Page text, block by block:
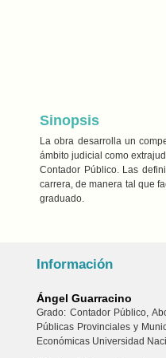
Sinopsis
La obra desarrolla un
ámbito judicial como
Contador Público. Las
carrera, de manera tal que
graduado.
Información
Ángel Guarracino
Grado: Contador Público,
Públicas Provinciales y
Económicas Universidad